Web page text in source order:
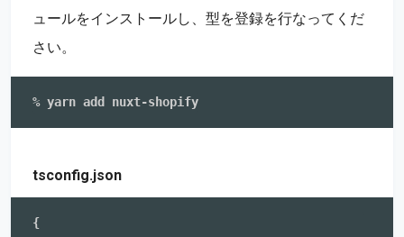
ュールをインストールし、型を登録を行なってくだ
さい。
tsconfig.json
{